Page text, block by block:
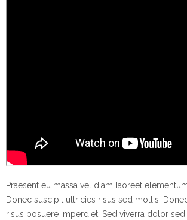
Praesent eu massa vel diam laoreet
Donec suscipit ultricies risus sed mollis.
risus posuere imperdiet. Sed viverra dolor